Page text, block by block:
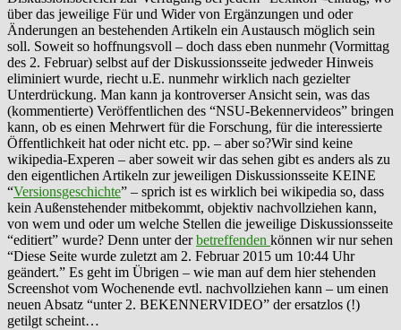
über das jeweilige Für und Wider von Ergänzungen und oder
Änderungen an bestehenden Artikeln ein Austausch möglich sein
soll. Soweit so hoffnungsvoll – doch dass eben nunmehr (Vormittag
des 2. Februar) selbst auf der Diskussionsseite jedweder Hinweis
eliminiert wurde, riecht u.E. nunmehr wirklich nach gezielter
Unterdrückung. Man kann ja kontroverser Ansicht sein, was das
(kommentierte) Veröffentlichen des “NSU-Bekennervideos” bringen
kann, ob es einen Mehrwert für die Forschung, für die interessierte
Öffentlichkeit hat oder nicht etc. pp. – aber so?Wir sind keine
wikipedia-Experen – aber soweit wir das sehen gibt es anders als zu
den eigentlichen Artikeln zur jeweiligen Diskussionsseite KEINE
“Versionsgeschichte” – sprich ist es wirklich bei wikipedia so, dass
kein Außenstehender mitbekommt, objektiv nachvollziehen kann,
von wem und oder um welche Stellen die jeweilige Diskussionsseite
“editiert” wurde? Denn unter derbetreffenden können wir nur sehen
“Diese Seite wurde zuletzt am 2. Februar 2015 um 10:44 Uhr
geändert.” Es geht im Übrigen – wie man auf dem hier stehenden
Screenshot vom Wochenende evtl. nachvollziehen kann – um einen
neuen Absatz “unter 2. BEKENNERVIDEO” der ersatzlos (!)
getilgt scheint…